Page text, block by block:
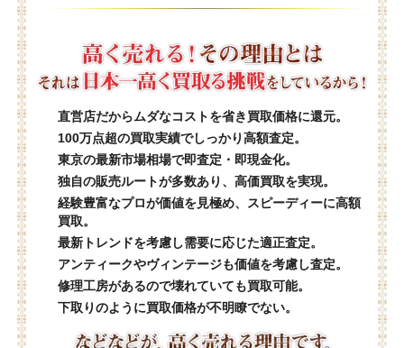
直営店だからムダなコストを省き買取価格に還元。
100万点超の買取実績でしっかり高額査定。
東京の最新市場相場で即査定・即現金化。
独自の販売ルートが多数あり、高価買取を実現。
経験豊富なプロが価値を見極め、スピーディーに高額
買取。
最新トレンドを考慮し需要に応じた適正査定。
アンティークやヴィンテージも価値を考慮し査定。
修理工房があるので壊れていても買取可能。
下取りのように買取価格が不明瞭でない。